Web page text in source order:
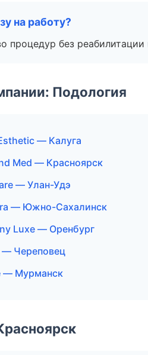
на работу?
процедур без
Подология
— Калуга
Med — Красноярск
— Улан-Удэ
— Южно-Сахалинск
Luxe — Оренбург
— Череповец
— Мурманск